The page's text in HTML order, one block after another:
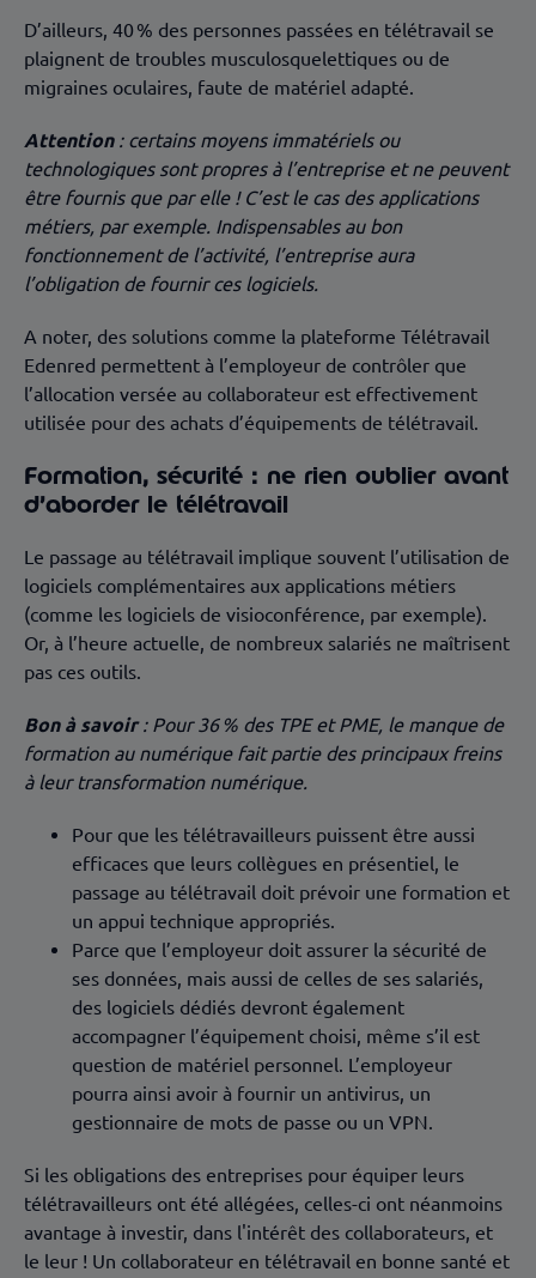
D’ailleurs, 40 % des personnes passées en télétravail se
plaignent de troubles musculosquelettiques ou de
migraines oculaires, faute de matériel adapté.
Attention: certains moyens immatériels ou
technologiques sont propres à l’entreprise et ne peuvent
être fournis que par elle ! C’est le cas des applications
métiers, par exemple. Indispensables au bon
fonctionnement de l’activité, l’entreprise aura
l’obligation de fournir ces logiciels.
A noter, des solutions comme la plateforme Télétravail
Edenred permettent à l’employeur de contrôler que
l’allocation versée au collaborateur est effectivement
utilisée pour des achats d’équipements de télétravail.
Formation, sécurité : ne rien oublier avant
d’aborder le télétravail
Le passage au télétravail implique souvent l’utilisation de
logiciels complémentaires aux applications métiers
(comme les logiciels de visioconférence, par exemple).
Or, à l’heure actuelle, de nombreux salariés ne maîtrisent
pas ces outils.
Bon à savoir: Pour 36 % des TPE et PME, le manque de
formation au numérique fait partie des principaux freins
à leur transformation numérique.
Pour que les télétravailleurs puissent être aussi
efficaces que leurs collègues en présentiel, le
passage au télétravail doit prévoir une formation et
un appui technique appropriés.
Parce que l’employeur doit assurer la sécurité de
ses données, mais aussi de celles de ses salariés,
des logiciels dédiés devront également
accompagner l’équipement choisi, même s’il est
question de matériel personnel. L’employeur
pourra ainsi avoir à fournir un antivirus, un
gestionnaire de mots de passe ou un VPN.
Si les obligations des entreprises pour équiper leurs
télétravailleurs ont été allégées, celles-ci ont néanmoins
avantage à investir, dans l'intérêt des collaborateurs, et
le leur ! Un collaborateur en télétravail en bonne santé et